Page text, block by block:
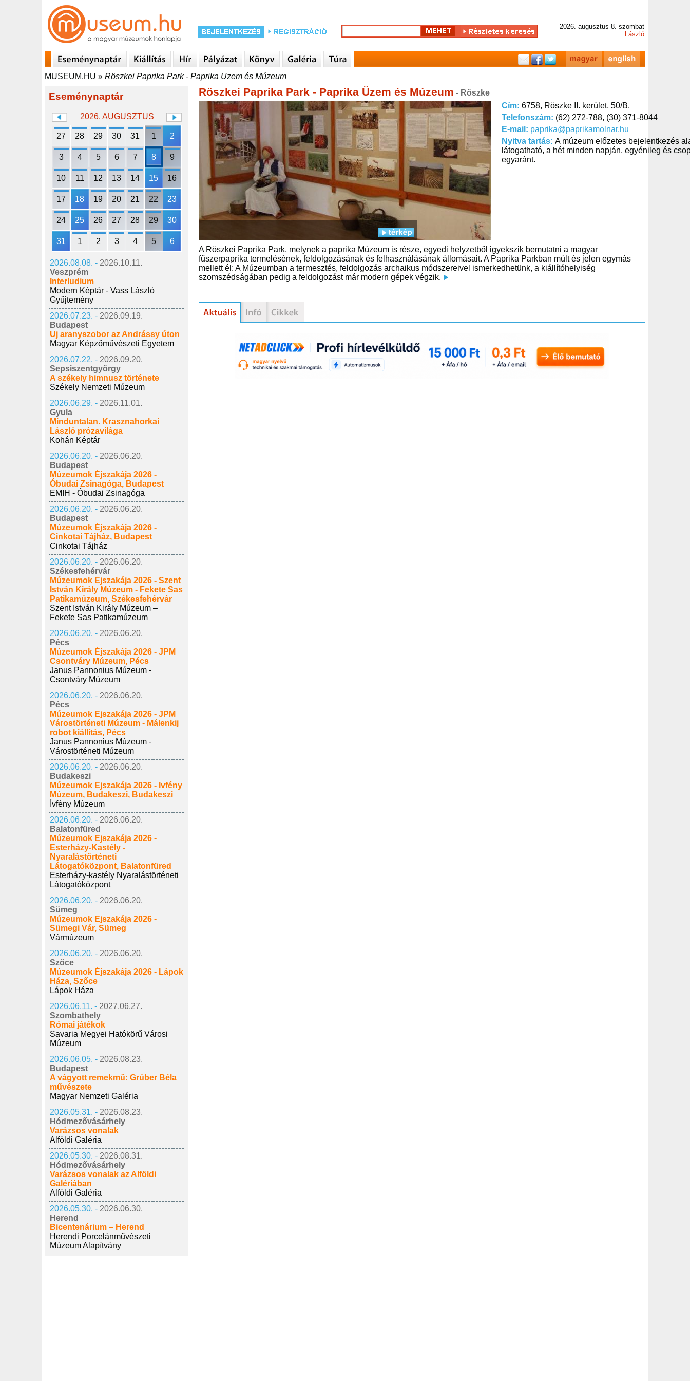
2026. augusztus 8. szombat
László
MUSEUM.HU » Röszkei Paprika Park - Paprika Üzem és Múzeum
Eseménynaptár
2026. AUGUSZTUS
27 28 29 30 31 1 2
3 4 5 6 7 8 9
10 11 12 13 14 15 16
17 18 19 20 21 22 23
24 25 26 27 28 29 30
31 1 2 3 4 5 6
2026.08.08. - 2026.10.11.
Veszprém
Interludium
Modern Képtár - Vass László
Gyűjtemény
2026.07.23. - 2026.09.19.
Budapest
Új aranyszobor az Andrássy úton
Magyar Képzőművészeti Egyetem
2026.07.22. - 2026.09.20.
Sepsiszentgyörgy
A székely himnusz története
Székely Nemzeti Múzeum
2026.06.29. - 2026.11.01.
Gyula
Minduntalan. Krasznahorkai
László prózavilága
Kohán Képtár
2026.06.20. - 2026.06.20.
Budapest
Múzeumok Éjszakája 2026 -
Óbudai Zsinagóga, Budapest
EMIH - Óbudai Zsinagóga
2026.06.20. - 2026.06.20.
Budapest
Múzeumok Éjszakája 2026 -
Cinkotai Tájház, Budapest
Cinkotai Tájház
2026.06.20. - 2026.06.20.
Székesfehérvár
Múzeumok Éjszakája 2026 - Szent
István Király Múzeum - Fekete Sas
Patikamúzeum, Székesfehérvár
Szent István Király Múzeum –
Fekete Sas Patikamúzeum
2026.06.20. - 2026.06.20.
Pécs
Múzeumok Éjszakája 2026 - JPM
Csontváry Múzeum, Pécs
Janus Pannonius Múzeum -
Csontváry Múzeum
2026.06.20. - 2026.06.20.
Pécs
Múzeumok Éjszakája 2026 - JPM
Várostörténeti Múzeum - Málenkij
robot kiállítás, Pécs
Janus Pannonius Múzeum -
Várostörténeti Múzeum
2026.06.20. - 2026.06.20.
Budakeszi
Múzeumok Éjszakája 2026 - Ívfény
Múzeum, Budakeszi, Budakeszi
Ívfény Múzeum
2026.06.20. - 2026.06.20.
Balatonfüred
Múzeumok Éjszakája 2026 -
Esterházy-Kastély -
Nyaralástörténeti
Látogatóközpont, Balatonfüred
Esterházy-kastély Nyaralástörténeti
Látogatóközpont
2026.06.20. - 2026.06.20.
Sümeg
Múzeumok Éjszakája 2026 -
Sümegi Vár, Sümeg
Vármúzeum
2026.06.20. - 2026.06.20.
Szőce
Múzeumok Éjszakája 2026 - Lápok
Háza, Szőce
Lápok Háza
2026.06.11. - 2027.06.27.
Szombathely
Római játékok
Savaria Megyei Hatókörű Városi
Múzeum
2026.06.05. - 2026.08.23.
Budapest
A vágyott remekmű: Grúber Béla
művészete
Magyar Nemzeti Galéria
2026.05.31. - 2026.08.23.
Hódmezővásárhely
Varázsos vonalak
Alföldi Galéria
2026.05.30. - 2026.08.31.
Hódmezővásárhely
Varázsos vonalak az Alföldi
Galériában
Alföldi Galéria
2026.05.30. - 2026.06.30.
Herend
Bicentenárium – Herend
Herendi Porcelánművészeti
Múzeum Alapítvány
Röszkei Paprika Park - Paprika Üzem és Múzeum - Röszke
Cím: 6758, Röszke II. kerület, 50/B.
Telefonszám: (62) 272-788, (30) 371-8044
E-mail: paprika@paprikamolnar.hu
Nyitva tartás: A múzeum előzetes bejelentkezés
látogatható, a hét minden napján, egyénileg és
egyaránt.
A Röszkei Paprika Park, melynek a paprika Múzeum is része, egyedi helyzetből igyekszik bemutatni a magyar
fűszerpaprika termelésének, feldolgozásának és felhasználásának állomásait. A Paprika Parkban múlt és jelen egymás
mellett él: A Múzeumban a termesztés, feldolgozás archaikus módszereivel ismerkedhetünk, a kiállítóhelyiség
szomszédságában pedig a feldolgozást már modern gépek végzik.